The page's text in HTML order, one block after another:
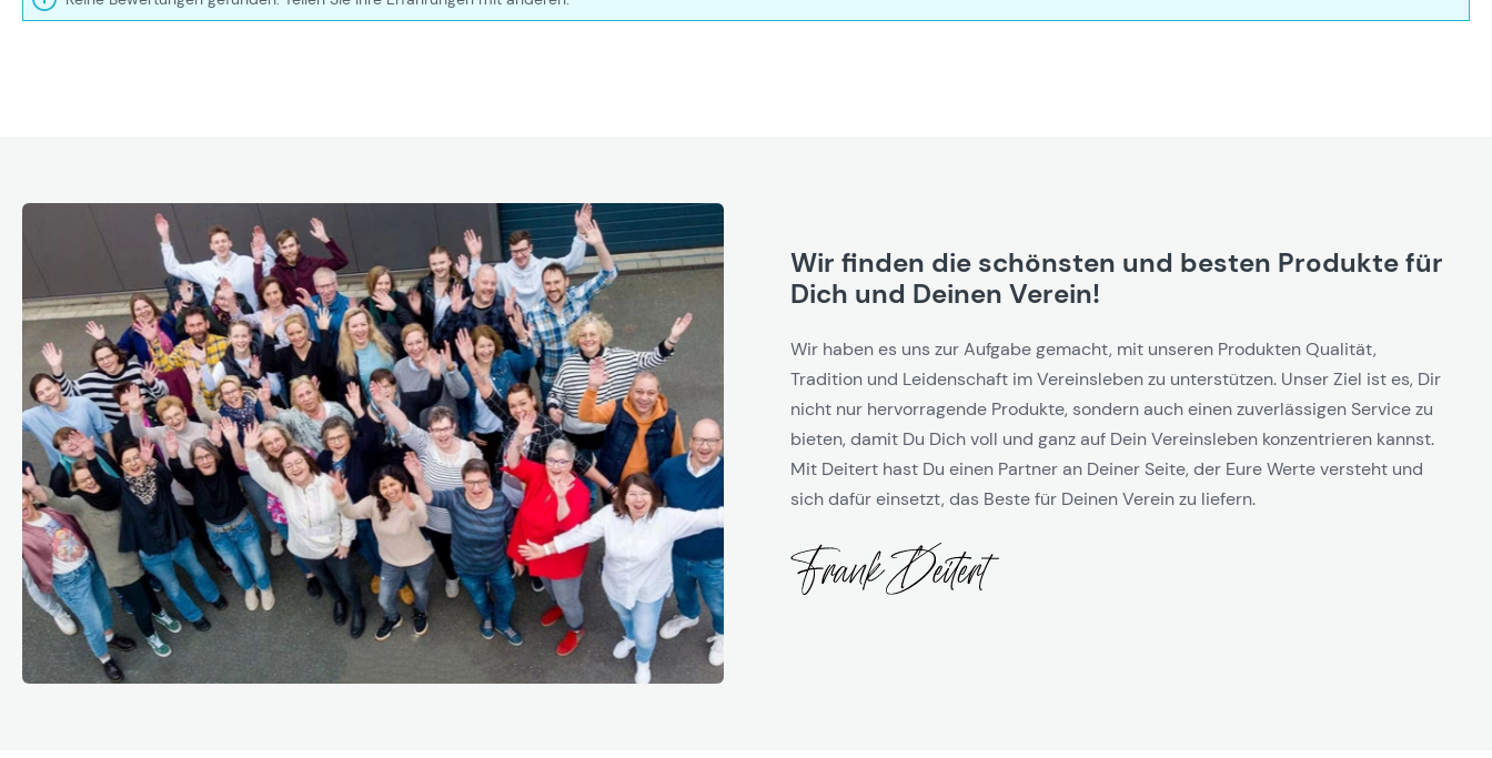
Wir finden die schönsten und besten Produkte für
Dich und Deinen Verein!
Wir haben es uns zur Aufgabe gemacht, mit unseren Produkten Qualität,
Tradition und Leidenschaft im Vereinsleben zu unterstützen. Unser Ziel ist es, Dir
nicht nur hervorragende Produkte, sondern auch einen zuverlässigen Service zu
bieten, damit Du Dich voll und ganz auf Dein Vereinsleben konzentrieren kannst.
Mit Deitert hast Du einen Partner an Deiner Seite, der Eure Werte versteht und
sich dafür einsetzt, das Beste für Deinen Verein zu liefern.